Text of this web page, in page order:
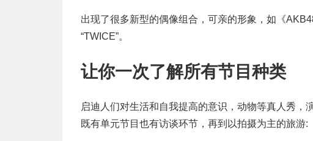
出现了很多新型的偶像组合，可亲的形象，如《
“TWICE”。
让你一次了解所有节目种类
启迪人们对生活和自我提高的意识，动物等真人秀
既有单元节目也有访谈环节，再到以拍摄为主的旅游: